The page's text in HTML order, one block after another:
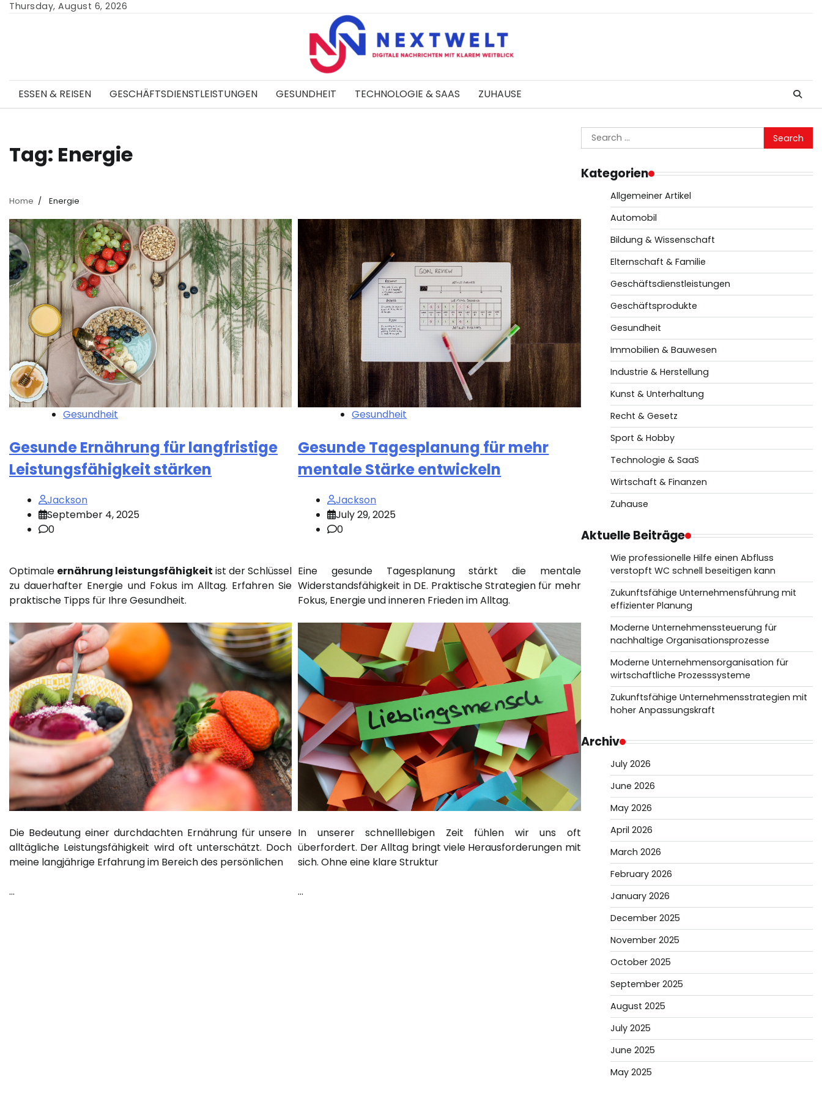
SkipThursday, August 6, 2026
ESSEN & REISEN GESCHÄFTSDIENSTLEISTUNGEN GESUNDHEIT TECHNOLOGIE & SAAS ZUHAUSE
Tag: Energie
Home Energie
Gesundheit
Gesunde Ernährung für langfristige
Leistungsfähigkeit stärken
Jackson
September 4, 2025
0
Optimale ernährung leistungsfähigkeit ist der Schlüssel
zu dauerhafter Energie und Fokus im Alltag. Erfahren Sie
praktische Tipps für Ihre Gesundheit.
Die Bedeutung einer durchdachten Ernährung für unsere
alltägliche Leistungsfähigkeit wird oft unterschätzt. Doch
meine langjährige Erfahrung im Bereich des persönlichen
…
Gesundheit
Gesunde Tagesplanung für mehr
mentale Stärke entwickeln
Jackson
July 29, 2025
0
Eine gesunde Tagesplanung stärkt die mentale
Widerstandsfähigkeit in DE. Praktische Strategien für mehr
Fokus, Energie und inneren Frieden im Alltag.
In unserer schnelllebigen Zeit fühlen wir uns oft
überfordert. Der Alltag bringt viele Herausforderungen mit
sich. Ohne eine klare Struktur
…
Search
for:
Kategorien
Allgemeiner Artikel
Automobil
Bildung & Wissenschaft
Elternschaft & Familie
Geschäftsdienstleistungen
Geschäftsprodukte
Gesundheit
Immobilien & Bauwesen
Industrie & Herstellung
Kunst & Unterhaltung
Recht & Gesetz
Sport & Hobby
Technologie & SaaS
Wirtschaft & Finanzen
Zuhause
Aktuelle Beiträge
Wie professionelle Hilfe einen Abfluss
verstopft WC schnell beseitigen kann
Zukunftsfähige Unternehmensführung mit
effizienter Planung
Moderne Unternehmenssteuerung für
nachhaltige Organisationsprozesse
Moderne Unternehmensorganisation für
wirtschaftliche Prozesssysteme
Zukunftsfähige Unternehmensstrategien mit
hoher Anpassungskraft
Archiv
July 2026
June 2026
May 2026
April 2026
March 2026
February 2026
January 2026
December 2025
November 2025
October 2025
September 2025
August 2025
July 2025
June 2025
May 2025